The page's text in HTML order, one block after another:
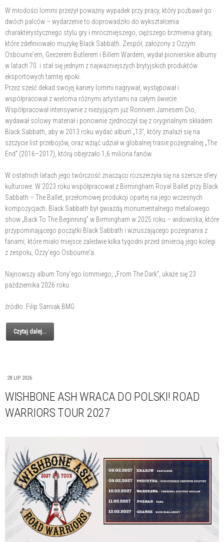
W młodości Iommi przeżył poważny wypadek przy pracy, który pozbawił go
dwóch palców – wydarzenie to doprowadziło do wykształcenia
charakterystycznego stylu gry i mroczniejszego, cięższego brzmienia gitary,
które zdefiniowało muzykę Black Sabbath. Zespół, założony z Ozzym
Osbourne'em, Geezerem Butlerem i Billem Wardem, wydał pionierskie albumy
w latach 70. i stał się jednym z najważniejszych brytyjskich produktów
eksportowych tamtej epoki.
Przez sześć dekad swojej kariery Iommi nagrywał, występował i
współpracował z wieloma różnymi artystami na całym świecie.
Współpracował intensywnie z nieżyjącym już Ronniem Jamesem Dio,
wydawał solowy materiał i ponownie zjednoczył się z oryginalnym składem
Black Sabbath, aby w 2013 roku wydać album „13”, który znalazł się na
szczycie list przebojów, oraz wziąć udział w globalnej trasie pożegnalnej „The
End” (2016–2017), którą obejrzało 1,6 miliona fanów.
W ostatnich latach jego twórczość znacząco rozszerzyła się na szersze sfery
kulturowe. W 2023 roku współpracował z Birmingham Royal Ballet przy Black
Sabbath – The Ballet, przełomowej produkcji opartej na jego wczesnych
kompozycjach. Black Sabbath był gwiazdą monumentalnego metalowego
show „Back To The Beginning” w Birmingham w 2025 roku – widowiska, które
przypominającego początki Black Sabbath i wzruszającego pożegnania z
fanami, które miało miejsce zaledwie kilka tygodni przed śmiercią jego kolegi
z zespołu, Ozzy'ego Osbourne'a.
Najnowszy album Tony'ego Iommiego, „From The Dark”, ukaże się 23
października 2026 roku.
źródło: Filip Sarniak BMG
Czytaj dalej...
28 LIP 2026
WISHBONE ASH WRACA DO POLSKI! ROAD
WARRIORS TOUR 2027